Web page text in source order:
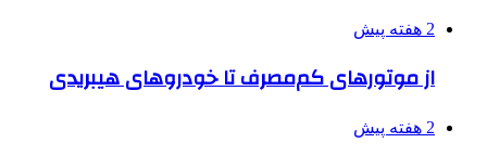
2 هفته پیش
از موتورهای کم‌مصرف تا خودروهای هیبریدی
2 هفته پیش